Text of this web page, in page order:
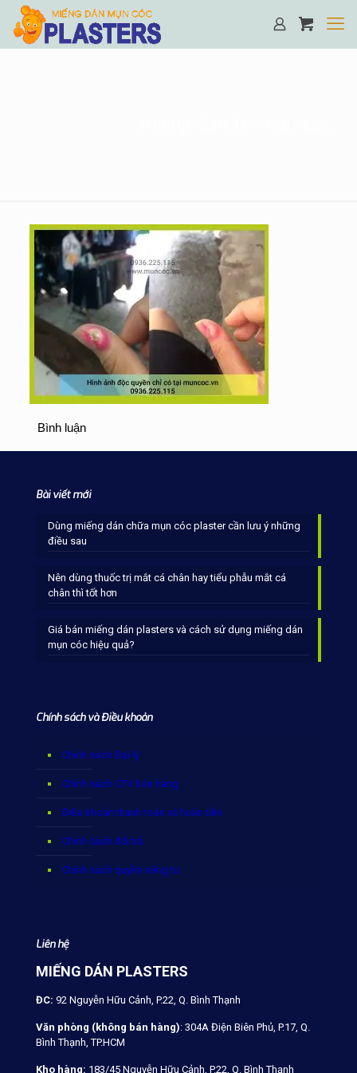
Bình luận
Bài viết mới
Dùng miếng dán chữa mụn cóc plaster cần lưu ý những
điều sau
Nên dùng thuốc trị mắt cá chân hay tiểu phẫu mắt cá
chân thì tốt hơn
Giá bán miếng dán plasters và cách sử dụng miếng dán
mụn cóc hiệu quả?
Chính sách và Điều khoản
Chính sách Đại lý
Chính sách CTV bán hàng
Điều khoản thanh toán và hoàn tiền
Chính sách đổi trả
Chính sách quyền riêng tư
Liên hệ
MIẾNG DÁN PLASTERS
ĐC: 92 Nguyễn Hữu Cảnh, P.22, Q. Bình Thạnh
Văn phòng (không bán hàng): 304A Điện Biên Phủ, P.17, Q.
Bình Thạnh, TP.HCM
Kho hàng: 183/45 Nguyễn Hữu Cảnh, P.22, Q. Bình Thạnh